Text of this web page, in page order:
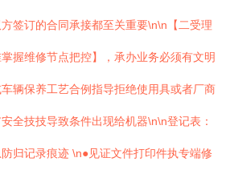
签订的合同承接都至关重要\n\n【二受理
握维修节点把控】，承办业务必须有文明
辆保养工艺合例指导拒绝使用具或者厂商
全技技导致条件出现给机器\n\n登记表：
归记录痕迹 \n●见证文件打印件执专端修